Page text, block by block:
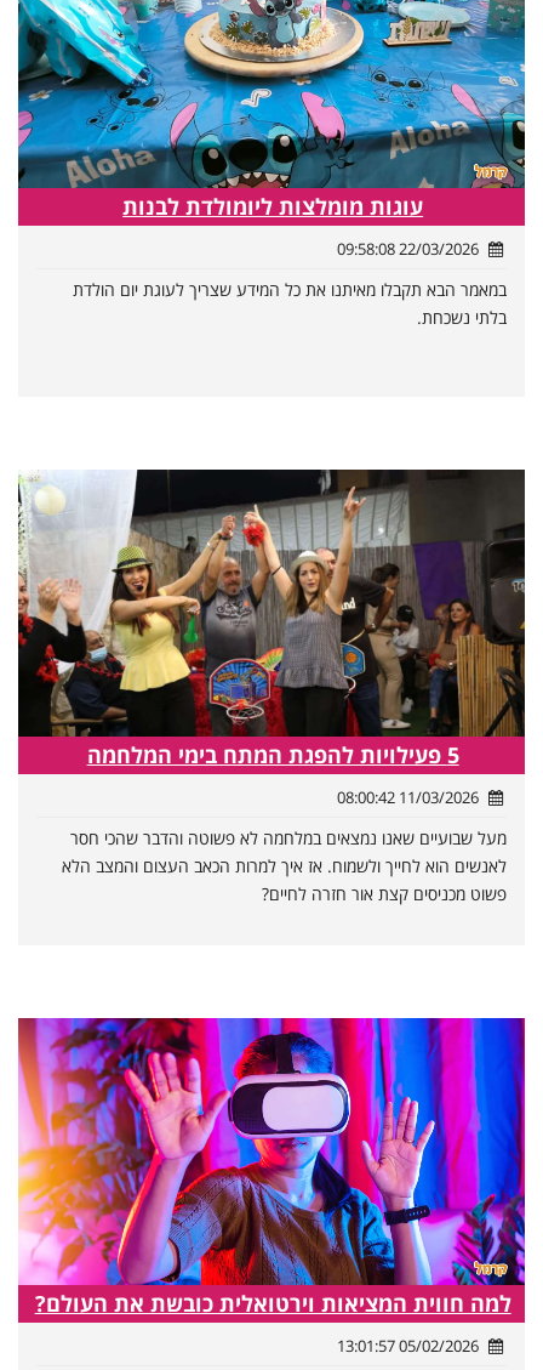
עוגות מומלצות ליומולדת לבנות
22/03/2026 09:58:08
במאמר הבא תקבלו מאיתנו את כל המידע שצריך לעוגת יום הולדת
בלתי נשכחת.
5 פעילויות להפגת המתח בימי המלחמה
11/03/2026 08:00:42
מעל שבועיים שאנו נמצאים במלחמה לא פשוטה והדבר שהכי חסר
לאנשים הוא לחייך ולשמוח. אז איך למרות הכאב העצום והמצב הלא
פשוט מכניסים קצת אור חזרה לחיים?
למה חווית המציאות וירטואלית כובשת את העולם?
05/02/2026 13:01:57